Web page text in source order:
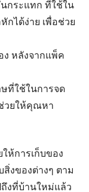
กระแทก ที่ใช้ใน
กได้ง่าย เพื่อช่วย
ง หลังจากแพ็ค
ที่ใช้ในการจด
วยให้คุณหา
ห้การเก็บของ
สิ่งของต่างๆ ตาม
งที่บ้านใหม่แล้ว